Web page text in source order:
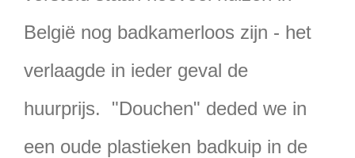
België nog badkamerloos zijn - het
verlaagde in ieder geval de
huurprijs. "Douchen" deded we in
een oude plastieken badkuip in de